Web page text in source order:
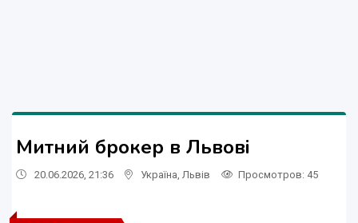
Митний брокер в Львові
20.06.2026, 21:36 Україна Львів Просмотров: 45